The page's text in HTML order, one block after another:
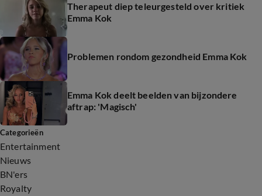
Therapeut diep teleurgesteld over kritiek
Emma Kok
Problemen rondom gezondheid Emma Kok
Emma Kok deelt beelden van bijzondere
aftrap: 'Magisch'
Categorieën
Entertainment
Nieuws
BN'ers
Royalty